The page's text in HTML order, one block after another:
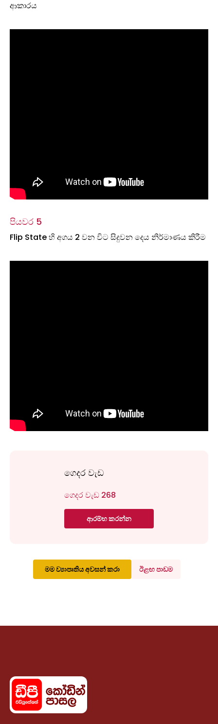
ආකාරය
පියවර 5
Flip State හි අගය 2 වන විට සිදුවන දෙය නිර්මාණය කිරීම
ගෙදර වැඩ
ගෙදර වැඩ 268
ආරම්භ කරන්න
මම ව්‍යාපෘතිය අවසන් කරා ඊළඟ පාඩම